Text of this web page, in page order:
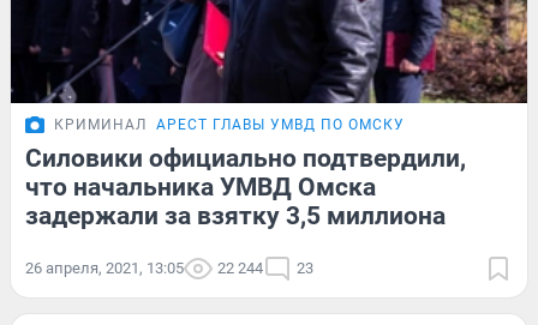
КРИМИНАЛ АРЕСТ ГЛАВЫ УМВД ПО ОМСКУ
Силовики официально подтвердили,
что начальника УМВД Омска
задержали за взятку 3,5 миллиона
26 апреля, 2021, 13:05 22 244 23